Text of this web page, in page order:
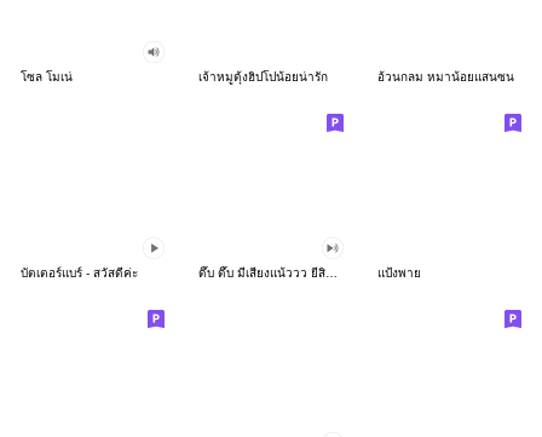
โซล โมเน่ เจ้าหมูดุ้งฮิปโปน้อยน่ารัก อ้วนกลม หมาน้อยแสนซน
บัตเตอร์แบร์ - สวัสดีค่ะ แป้งพาย